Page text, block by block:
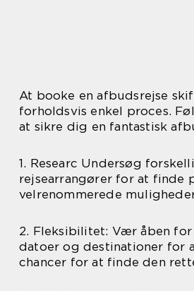
At booke en afbudsrejse
forholdsvis enkel proces.
at sikre dig en fantastisk
1. Researc Undersøg
rejsearrangører for at finde
velrenommerede
2. Fleksibilitet: Vær åben
datoer og destinationer for
chancer for at finde den